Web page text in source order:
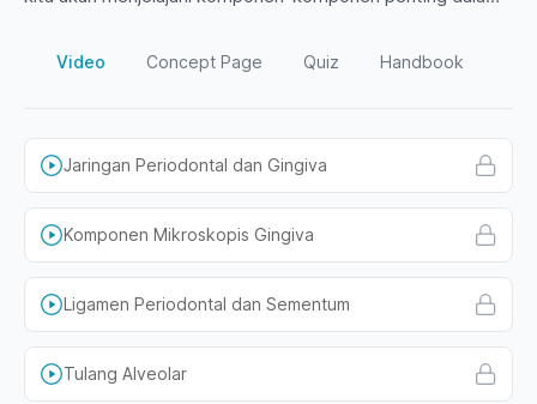
gusi dan kesehatan mulut secara keseluruhan.
calon dokter gigi!
Video Concept Page Quiz Handbook
Jaringan Periodontal dan Gingiva
Komponen Mikroskopis Gingiva
Ligamen Periodontal dan Sementum
Tulang Alveolar